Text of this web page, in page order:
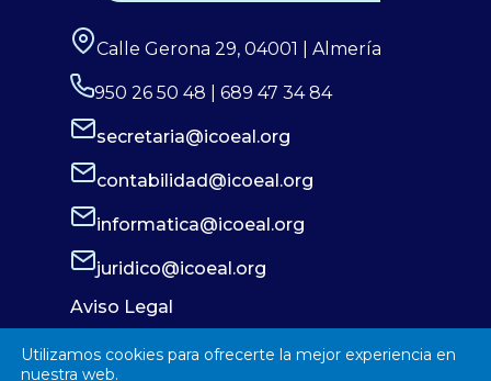
Calle Gerona 29, 04001 | Almería
950 26 50 48 | 689 47 34 84
secretaria@icoeal.org
contabilidad@icoeal.org
informatica@icoeal.org
juridico@icoeal.org
Aviso Legal
Política de Cookies
Utilizamos cookies para ofrecerte la mejor experiencia en
nuestra web.